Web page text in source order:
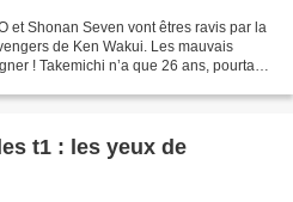
et Shonan Seven vont êtres ravis par la
de Ken Wakui. Les mauvais
! Takemichi n’a que 26 ans, pourtant
t1 : les yeux de